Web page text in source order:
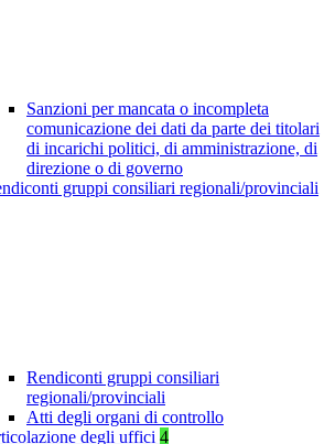
Sanzioni per mancata o incompleta
comunicazione dei dati da parte dei titolari
di incarichi politici, di amministrazione, di
direzione o di governo
gruppi consiliari regionali/provinciali
Rendiconti gruppi consiliari
regionali/provinciali
Atti degli organi di controllo
degli uffici 4